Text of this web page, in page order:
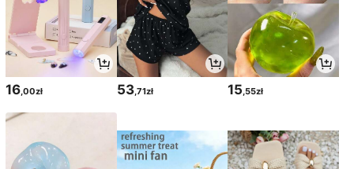
16 ,00zł 53,71zł 15 ,55zł